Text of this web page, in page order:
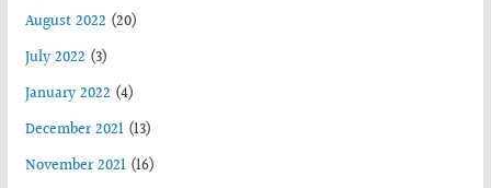
August 2022 (20)
July 2022 (3)
January 2022 (4)
December 2021(13)
November 2021(16)